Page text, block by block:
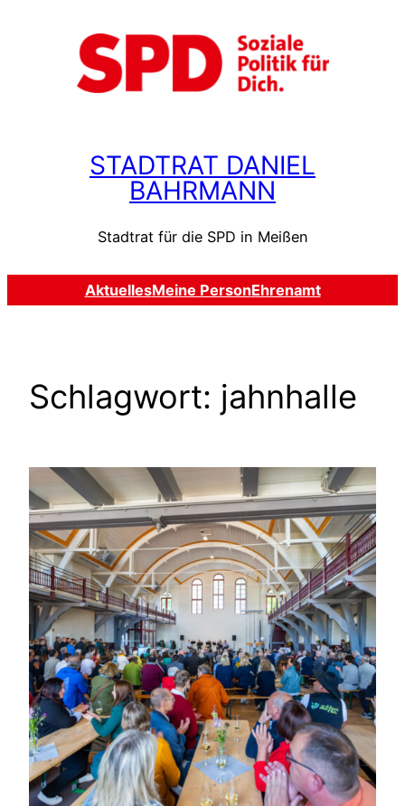
STADTRAT DANIEL
BAHRMANN
Stadtrat für die SPD in Meißen
AktuellesMeine PersonEhrenamt
Schlagwort: jahnhalle